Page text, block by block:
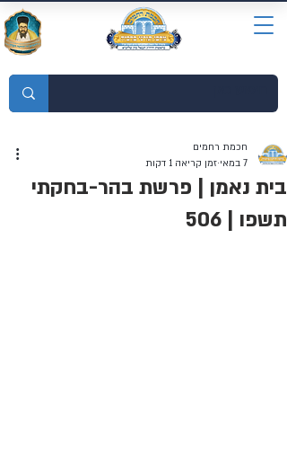
בית נאמן | פרשת בהר-בחקתי
תשפו | 506
חכמת רחמים
7 במאי
זמן קריאה 1 דקות